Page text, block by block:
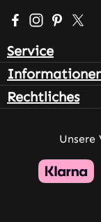
Besuche uns
Schau auf
Lass
Service
Rechtliches
Unsere